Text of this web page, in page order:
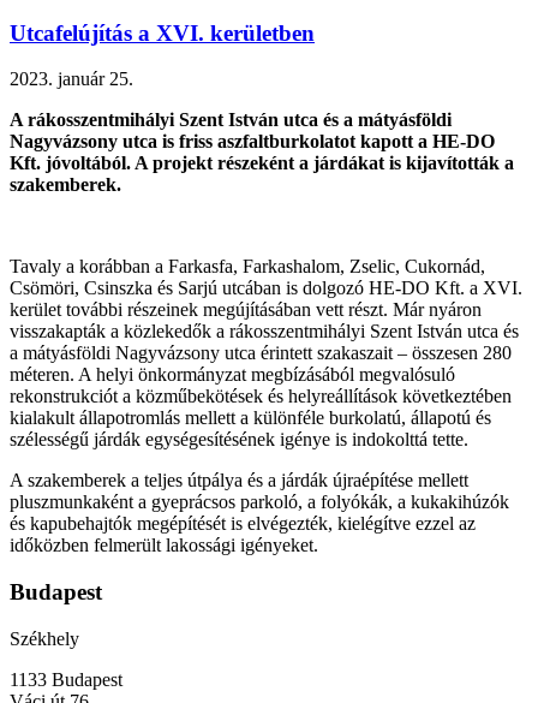
Utcafelújítás a XVI. kerületben
2023. január 25.
A rákosszentmihályi Szent István utca és a mátyásföldi
Nagyvázsony utca is friss aszfaltburkolatot kapott a HE-DO
Kft. jóvoltából. A projekt részeként a járdákat is kijavították a
szakemberek.
Tavaly a korábban a Farkasfa, Farkashalom, Zselic, Cukornád,
Csömöri, Csinszka és Sarjú utcában is dolgozó HE-DO Kft. a XVI.
kerület további részeinek megújításában vett részt. Már nyáron
visszakapták a közlekedők a rákosszentmihályi Szent István utca és
a mátyásföldi Nagyvázsony utca érintett szakaszait – összesen 280
méteren. A helyi önkormányzat megbízásából megvalósuló
rekonstrukciót a közműbekötések és helyreállítások következtében
kialakult állapotromlás mellett a különféle burkolatú, állapotú és
szélességű járdák egységesítésének igénye is indokolttá tette.
A szakemberek a teljes útpálya és a járdák újraépítése mellett
pluszmunkaként a gyeprácsos parkoló, a folyókák, a kukakihúzók
és kapubehajtók megépítését is elvégezték, kielégítve ezzel az
időközben felmerült lakossági igényeket.
Budapest
Székhely
1133 Budapest